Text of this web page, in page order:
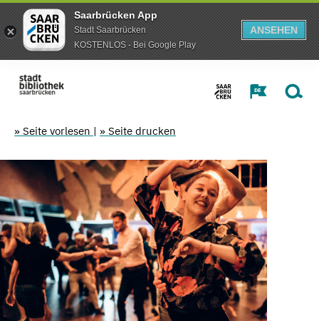
Saarbrücken App
Stadt Saarbrücken
KOSTENLOS - Bei Google Play
ANSEHEN
» Seite vorlesen | » Seite drucken